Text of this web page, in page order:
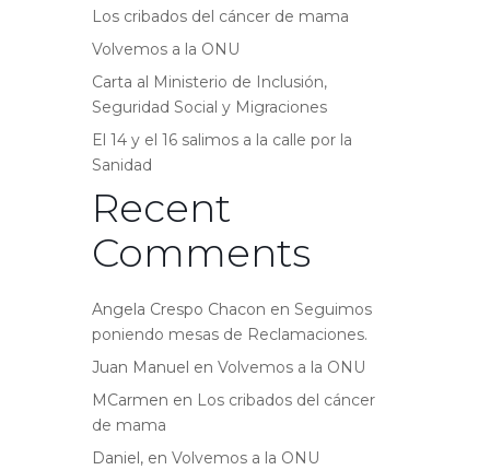
Los cribados del cáncer de mama
Volvemos a la ONU
Carta al Ministerio de Inclusión,
Seguridad Social y Migraciones
El 14 y el 16 salimos a la calle por la
Sanidad
Recent
Comments
Angela Crespo Chacon en Seguimos
poniendo mesas de Reclamaciones.
Juan Manuel en Volvemos a la ONU
MCarmen en Los cribados del cáncer
de mama
Daniel, en Volvemos a la ONU